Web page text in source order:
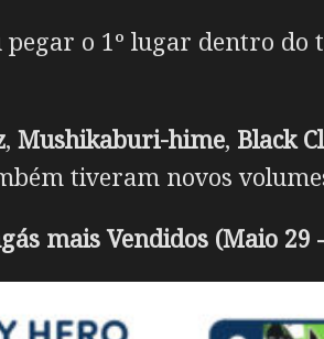
o 1º lugar dentro do
, Mushikaburi-hime, Black
tiveram novos
mais Vendidos (Maio 29